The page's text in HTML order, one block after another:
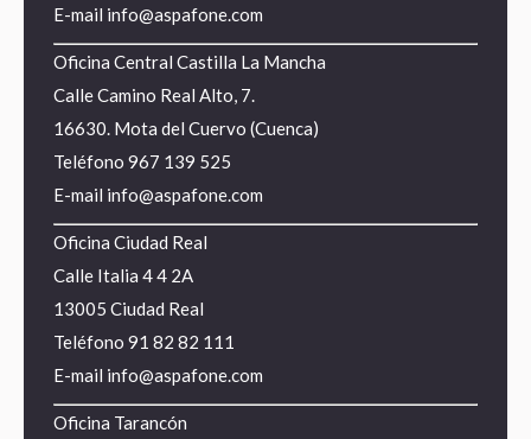
E-mail info@aspafone.com
Oficina Central Castilla La Mancha
Calle Camino Real Alto, 7.
16630. Mota del Cuervo (Cuenca)
Teléfono 967 139 525
E-mail info@aspafone.com
Oficina Ciudad Real
Calle Italia 4 4 2A
13005 Ciudad Real
Teléfono 91 82 82 111
E-mail info@aspafone.com
Oficina Tarancón